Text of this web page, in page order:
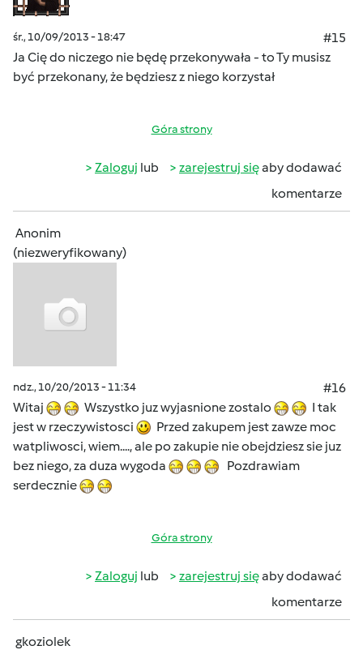
śr., 10/09/2013 - 18:47
#15
Ja Cię do niczego nie będę przekonywała - to Ty musisz
być przekonany, że będziesz z niego korzystał
Góra strony
Zaloguj lub zarejestruj sięaby dodawać
komentarze
Anonim
(niezweryfikowany)
ndz., 10/20/2013 - 11:34
#16
Witaj
Wszystko juz wyjasnione zostalo
I tak
jest w rzeczywistosci
Przed zakupem jest zawze moc
watpliwosci, wiem...., ale po zakupie nie obejdziesz sie juz
bez niego, za duza wygoda
Pozdrawiam
serdecznie
Góra strony
Zaloguj lub zarejestruj sięaby dodawać
komentarze
gkoziolek